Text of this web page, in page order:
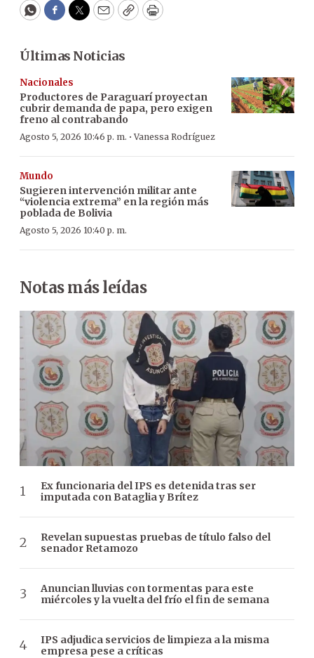
WhatsApp
Facebook
Twitter
EmailCopyPrint
Últimas Noticias
Nacionales
Productores de Paraguarí proyectan
cubrir demanda de papa, pero exigen
freno al contrabando
Agosto 5, 2026 10:46 p. m. ·Vanessa Rodríguez
Mundo
Sugieren intervención militar ante
“violencia extrema” en la región más
poblada de Bolivia
Agosto 5, 2026 10:40 p. m.
Notas más leídas
Ex funcionaria del IPS es detenida tras ser
imputada con Bataglia y Brítez
Revelan supuestas pruebas de título falso del
senador Retamozo
Anuncian lluvias con tormentas para este
miércoles y la vuelta del frío el fin de semana
IPS adjudica servicios de limpieza a la misma
empresa pese a críticas